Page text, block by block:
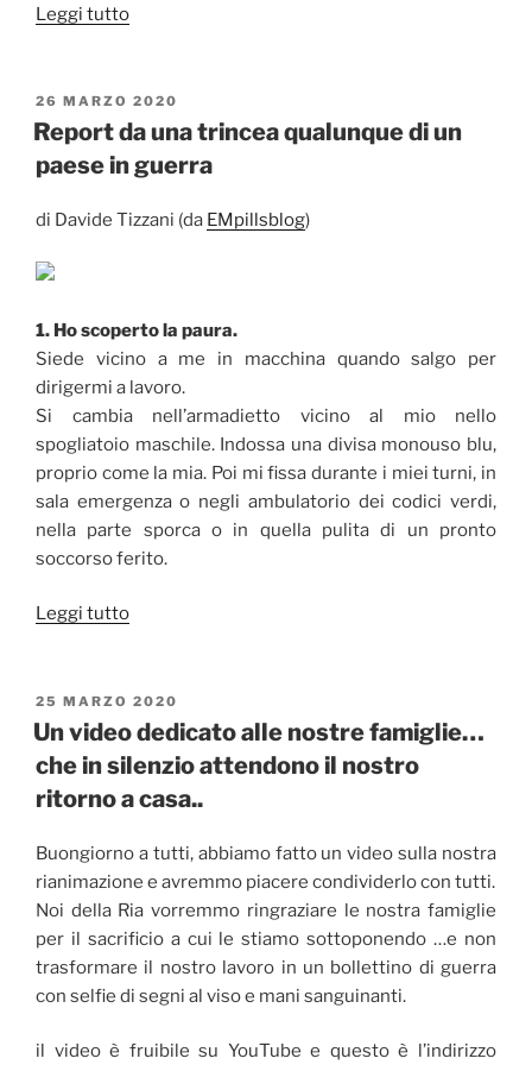
Leggi tutto“…
come
mettere
costruire
un
uno
scrittore
e
un
panettiere”
PUBBLICATO
IL
26 MARZO 2020
Report da una trincea qualunque di un
paese in guerra
di Davide Tizzani (da EMpillsblog)
1. Ho scoperto la paura.
Siede vicino a me in macchina quando salgo per
dirigermi a lavoro.
Si cambia nell’armadietto vicino al mio nello
spogliatoio maschile. Indossa una divisa monouso blu,
proprio come la mia. Poi mi fissa durante i miei turni, in
sala emergenza o negli ambulatorio dei codici verdi,
nella parte sporca o in quella pulita di un pronto
soccorso ferito.
Leggi tutto“Report
trincea
qualunque
di
paese
guerra”
PUBBLICATO
IL
25 MARZO 2020
Un video dedicato alle nostre famiglie…
che in silenzio attendono il nostro
ritorno a casa..
Buongiorno a tutti, abbiamo fatto un video sulla nostra
rianimazione e avremmo piacere condividerlo con tutti.
Noi della Ria vorremmo ringraziare le nostra famiglie
per il sacrificio a cui le stiamo sottoponendo …e non
trasformare il nostro lavoro in un bollettino di guerra
con selfie di segni al viso e mani sanguinanti.
il video è fruibile su YouTube e questo è l’indirizzo